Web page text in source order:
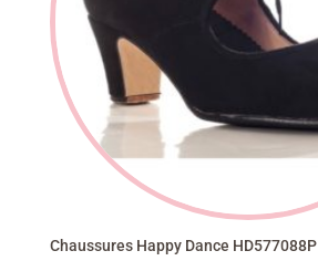
Chaussures Happy Dance HD577088P